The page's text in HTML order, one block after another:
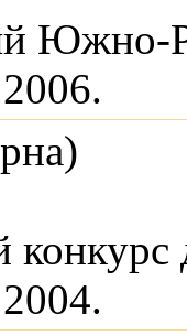
Южно-